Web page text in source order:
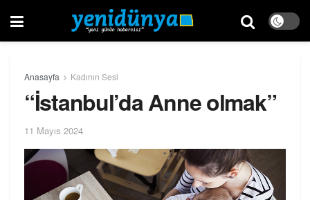
Anasayfa Kadının Sesi
“İstanbul’da Anne olmak”
11 Mayıs 2024